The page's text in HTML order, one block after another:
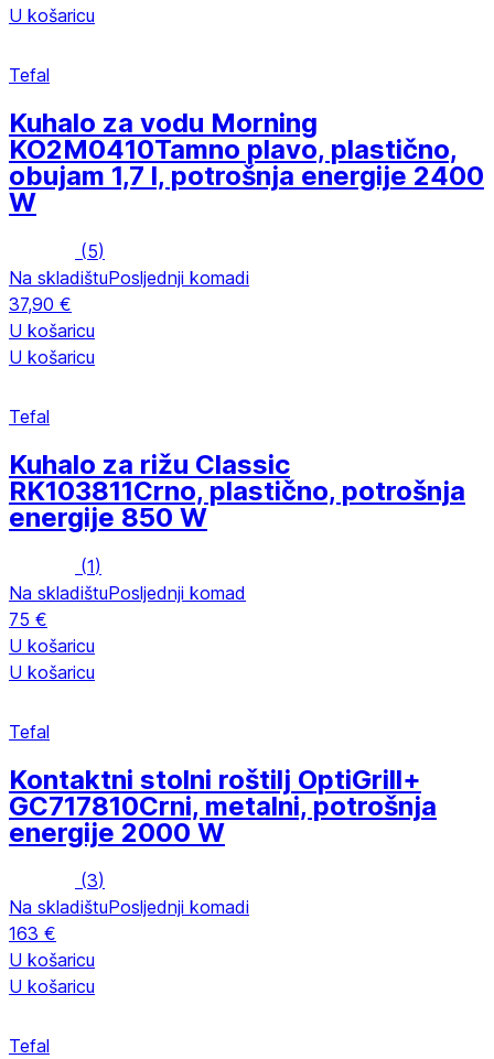
U košaricu
Tefal
Kuhalo za vodu Morning
KO2M0410Tamno plavo, plastično,
obujam 1,7 l, potrošnja energije 2400
W
(5)
Na skladištuPosljednji komadi
37,90 €
U košaricu
U košaricu
Tefal
Kuhalo za rižu Classic
RK103811Crno, plastično, potrošnja
energije 850 W
(1)
Na skladištuPosljednji komad
75 €
U košaricu
U košaricu
Tefal
Kontaktni stolni roštilj OptiGrill+
GC717810Crni, metalni, potrošnja
energije 2000 W
(3)
Na skladištuPosljednji komadi
163 €
U košaricu
U košaricu
Tefal